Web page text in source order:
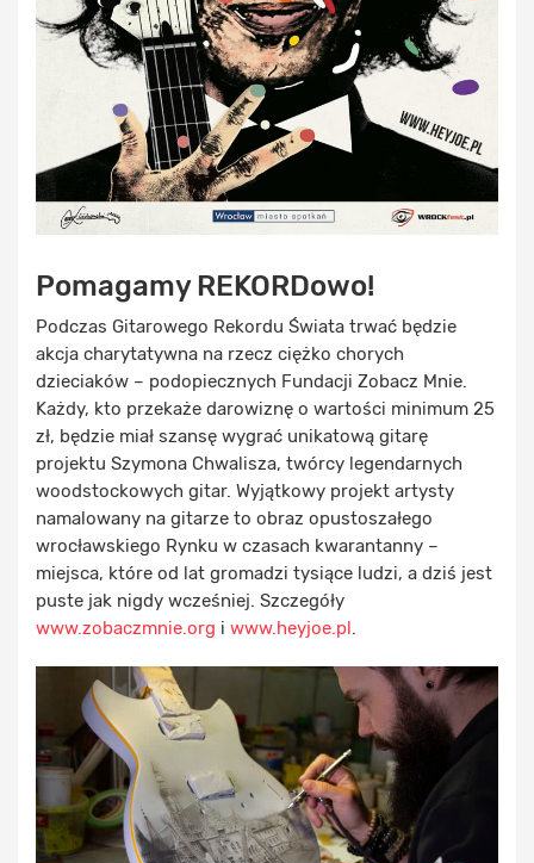
Pomagamy REKORDowo!
Podczas Gitarowego Rekordu Świata trwać będzie
akcja charytatywna na rzecz ciężko chorych
dzieciaków – podopiecznych Fundacji Zobacz Mnie.
Każdy, kto przekaże darowiznę o wartości minimum 25
zł, będzie miał szansę wygrać unikatową gitarę
projektu Szymona Chwalisza, twórcy legendarnych
woodstockowych gitar. Wyjątkowy projekt artysty
namalowany na gitarze to obraz opustoszałego
wrocławskiego Rynku w czasach kwarantanny –
miejsca, które od lat gromadzi tysiące ludzi, a dziś jest
puste jak nigdy wcześniej. Szczegóły
www.zobaczmnie.org i www.heyjoe.pl.